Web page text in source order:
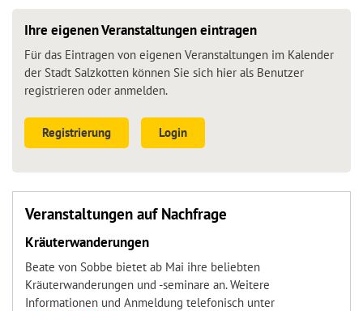
Ihre eigenen Veranstaltungen eintragen
Für das Eintragen von eigenen Veranstaltungen im Kalender
der Stadt Salzkotten können Sie sich hier als Benutzer
registrieren oder anmelden.
Registrierung Login
Veranstaltungen auf Nachfrage
Kräuterwanderungen
Beate von Sobbe bietet ab Mai ihre beliebten
Kräuterwanderungen und -seminare an. Weitere
Informationen und Anmeldung telefonisch unter